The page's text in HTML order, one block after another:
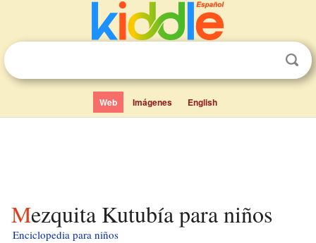
Web Imágenes English
Mezquita Kutubía para niños
Enciclopedia para niños